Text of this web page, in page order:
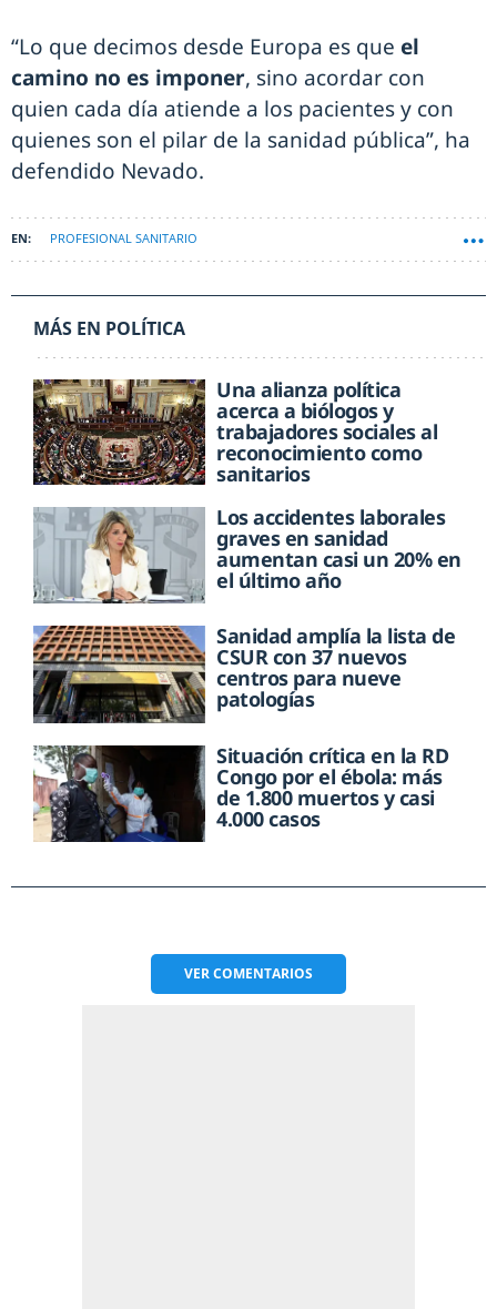
“Lo que decimos desde Europa es que el
camino no es imponer, sino acordar con
quien cada día atiende a los pacientes y con
quienes son el pilar de la sanidad pública”, ha
defendido Nevado.
PROFESIONAL SANITARIO
MÁS EN POLÍTICA
Una alianza política
acerca a biólogos y
trabajadores sociales al
reconocimiento como
sanitarios
Los accidentes laborales
graves en sanidad
aumentan casi un 20% en
el último año
Sanidad amplía la lista de
CSUR con 37 nuevos
centros para nueve
patologías
Situación crítica en la RD
Congo por el ébola: más
de 1.800 muertos y casi
4.000 casos
VERCOMENTARIOS